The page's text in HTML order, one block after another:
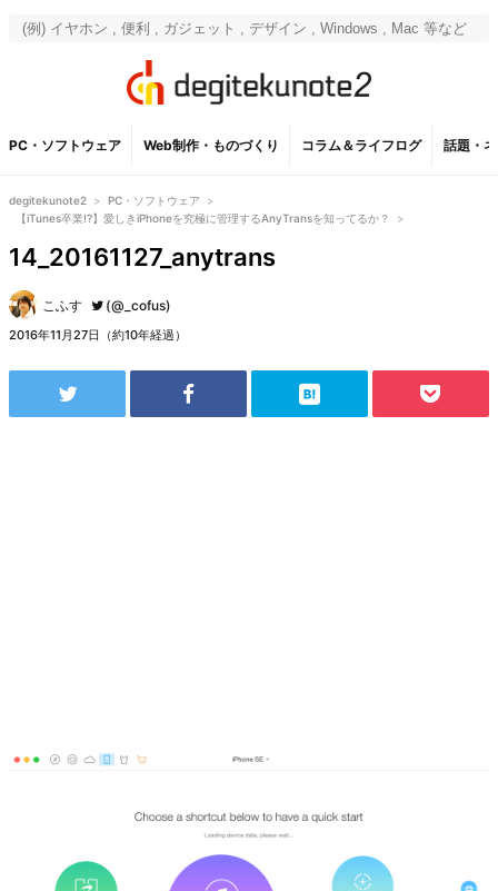
PC・ソフトウェア Web制作・ものづくり コラム＆ライフログ 話題・
degitekunote2 > PC・ソフトウェア
>
【iTunes卒業!?】愛しきiPhoneを究極に管理するAnyTransを知ってるか？
>
14_20161127_anytrans
こふす (@_cofus)
2016年11月27日（約10年経過）